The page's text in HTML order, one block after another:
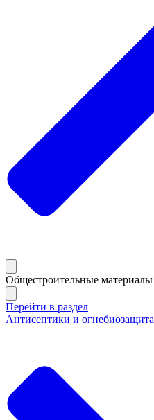
Общестроительные материалы
Перейти в раздел
Антисептики и огнебиозащита